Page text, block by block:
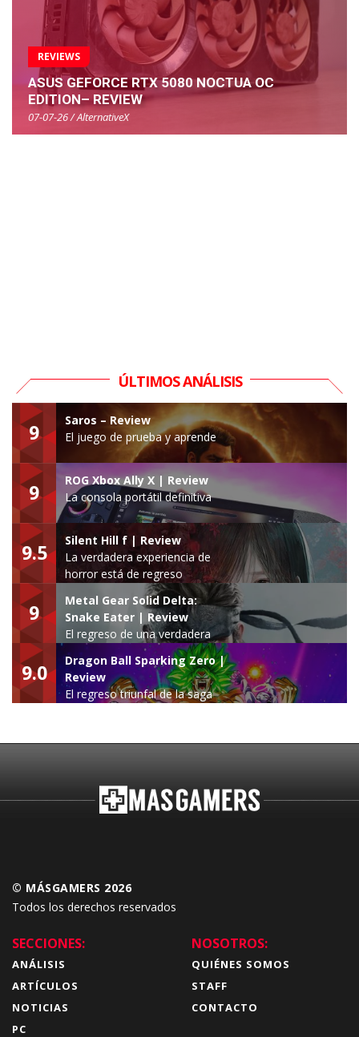
REVIEWS
ASUS GEFORCE RTX 5080 NOCTUA OC
EDITION– REVIEW
07-07-26 / AlternativeX
ÚLTIMOS ANÁLISIS
9
Saros – Review
El juego de prueba y aprende
9
ROG Xbox Ally X | Review
La consola portátil definitiva
9.5
Silent Hill f | Review
La verdadera experiencia de
horror está de regreso
9
Metal Gear Solid Delta:
Snake Eater | Review
El regreso de una verdadera
leyenda
9.0
Dragon Ball Sparking Zero |
Review
El regreso triunfal de la saga
© MÁSGAMERS 2026
Todos los derechos reservados
SECCIONES:
ANÁLISIS
ARTÍCULOS
NOTICIAS
PC
NOSOTROS:
QUIÉNES SOMOS
STAFF
CONTACTO